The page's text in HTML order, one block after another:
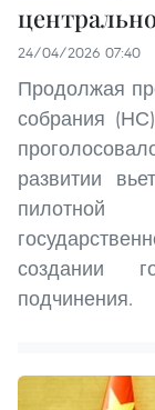
24/04/2026 07:40
Продолжая
собрания
развитии
создании
подчинения.